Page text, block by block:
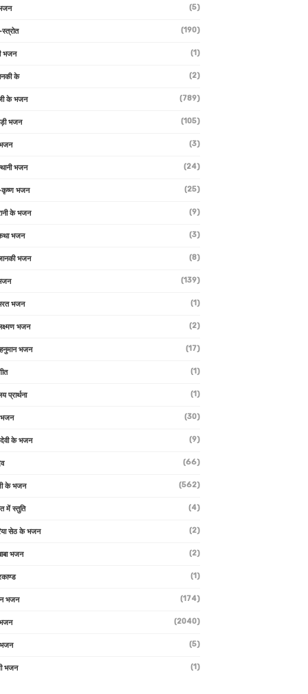
(5)
(190)
भजन (1)
के (2)
के भजन (789)
भजन (105)
भजन (3)
भजन (24)
कृष्ण भजन (25)
के भजन (9)
भजन (3)
भजन (8)
(139)
भजन (1)
भजन (2)
भजन (17)
(1)
प्रार्थना (1)
भजन (30)
देवी के भजन (9)
(66)
के भजन (562)
में स्तुति (4)
सेठ के भजन (2)
भजन (2)
(1)
भजन (174)
भजन (2040)
भजन (5)
भजन (1)